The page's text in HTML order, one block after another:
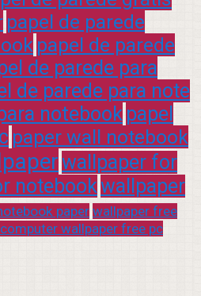
papel de parede
papel de parede
de parede para
de parede para note
notebook papel
paper wall notebook
wallpaper for
notebookwallpaper
paperwallpaper free
wallpaper free pc